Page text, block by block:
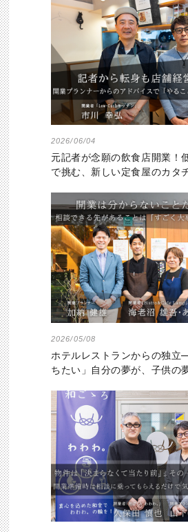
2026/06/04
元記者が念願の飲食店開業！
で挑む、新しい定食屋のカタ
2026/05/08
ホテルレストランからの独
ちたい」自分の夢が、子供の